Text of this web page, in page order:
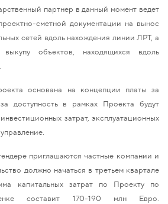
партнер в данный момент ведет
сметной документации на вынос
сетей вдоль нахождения линии ЛРТ, а
объектов, находящихся вдоль
основана на концепции платы за
доступность в рамках Проекта будут
затрат, эксплуатационных
приглашаются частные компании и
должно начаться в третьем квартале
капитальных затрат по Проекту по
составит 170-190 млн Евро.